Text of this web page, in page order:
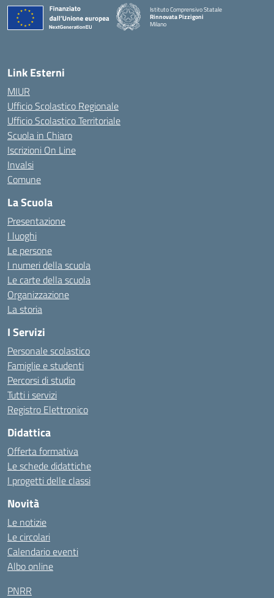
Istituto Comprensivo Statale
Rinnovata Pizzigoni
Milano
Link Esterni
MIUR
Ufficio Scolastico Regionale
Ufficio Scolastico Territoriale
Scuola in Chiaro
Iscrizioni On Line
Invalsi
Comune
La Scuola
Presentazione
I luoghi
Le persone
I numeri della scuola
Le carte della scuola
Organizzazione
La storia
I Servizi
Personale scolastico
Famiglie e studenti
Percorsi di studio
Tutti i servizi
Registro Elettronico
Didattica
Offerta formativa
Le schede didattiche
I progetti delle classi
Novità
Le notizie
Le circolari
Calendario eventi
Albo online
PNRR